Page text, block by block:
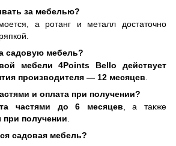
за мебелью?
а ротанг и металл достаточно
садовую мебель?
мебели 4Points Bello действует
производителя — 12 месяцев
и оплата при получении?
частями до 6 месяцев , а также
при получении
садовая мебель?